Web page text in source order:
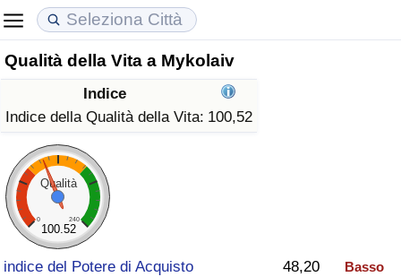
Qualità della Vita a Mykolaiv
Indice
Indice della Qualità della Vita: 100,52
Qualità
0 240
100.52
indice del Potere di Acquisto 48,20 Basso
Costo della vita
Indice Del Costo Della Vita (corrente)
Indice Del Costo Della Vita
Indice del Costo della Vita per Nazione
ad Aqaba
Prezzi degli immobili
Indice del Prezzo delle Case (Corrente)
Indice del Prezzo delle Case
Indice del Prezzo delle Case per Nazione
Qualità della Vita
Indice della Qualità della Vita
Indice della Qualità della Vita (Corrente)
Indice della qualità della vita per Paese
Criminalità